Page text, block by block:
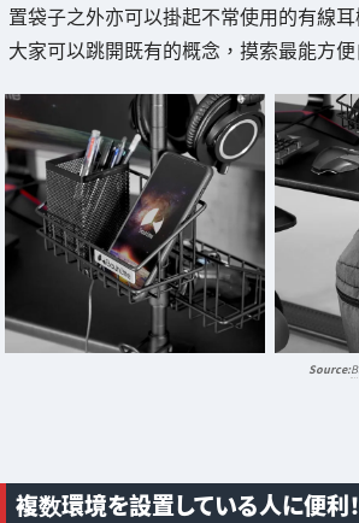
置袋子之外亦可以掛起不常使用的有線耳
大家可以跳開既有的概念，摸索最能方便
複数環境を設置している人に便利！